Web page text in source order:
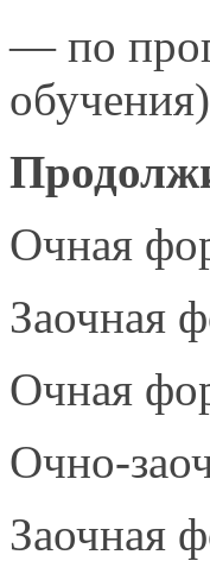
— по
Очная
Заочная
Очная
Очно-
Заочная